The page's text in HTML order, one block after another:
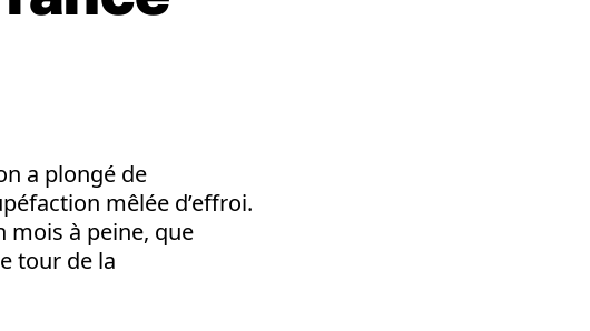
a plongé de
mêlée d’effroi.
mois à peine, que
tour de la